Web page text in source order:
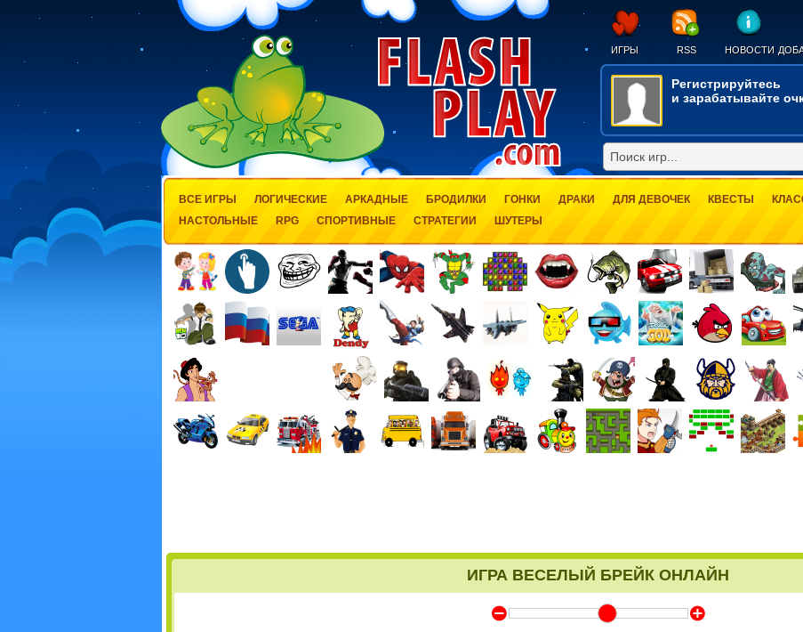
ИГРЫ RSS НОВОСТИ
Регистрируйтесь
и зарабатывайте
ВСЕ ИГРЫ ЛОГИЧЕСКИЕ АРКАДНЫЕ БРОДИЛКИ ГОНКИ ДРАКИ ДЛЯ ДЕВОЧЕК КВЕСТЫ
НАСТОЛЬНЫЕ
RPG СПОРТИВНЫЕ СТРАТЕГИИ ШУТЕРЫ
ИГРА ВЕСЕЛЫЙ БРЕЙК ОНЛАЙН
Y Z